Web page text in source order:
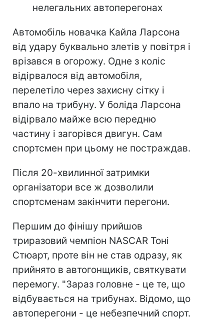
нелегальних автоперегонах
Автомобіль новачка Кайла Ларсона
від удару буквально злетів у повітря і
врізався в огорожу. Одне з коліс
відірвалося від автомобіля,
перелетіло через захисну сітку і
впало на трибуну. У боліда Ларсона
відірвало майже всю передню
частину і загорівся двигун. Сам
спортсмен при цьому не постраждав.
Після 20-хвилинної затримки
організатори все ж дозволили
спортсменам закінчити перегони.
Першим до фінішу прийшов
триразовий чемпіон NASCAR Тоні
Стюарт, проте він не став одразу, як
прийнято в автогонщиків, святкувати
перемогу. "Зараз головне - це те, що
відбувається на трибунах. Відомо, що
автоперегони - це небезпечний спорт.